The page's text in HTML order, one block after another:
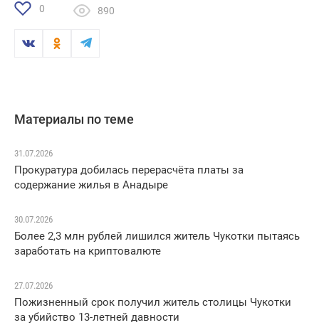
0 890
Материалы по теме
31.07.2026
Прокуратура добилась перерасчёта платы за
содержание жилья в Анадыре
30.07.2026
Более 2,3 млн рублей лишился житель Чукотки пытаясь
заработать на криптовалюте
27.07.2026
Пожизненный срок получил житель столицы Чукотки
за убийство 13-летней давности